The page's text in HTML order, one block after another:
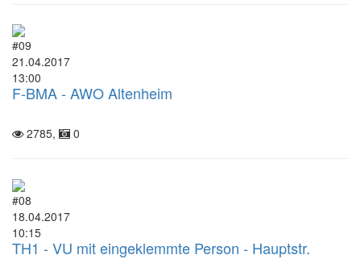
#09
21.04.2017
13:00
F-BMA - AWO Altenheim
2785, 0
#08
18.04.2017
10:15
TH1 - VU mit eingeklemmte Person - Hauptstr.